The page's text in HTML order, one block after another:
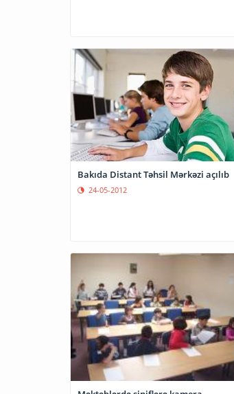
Bakıda Distant Təhsil Mərkəzi açılıb
24-05-2012